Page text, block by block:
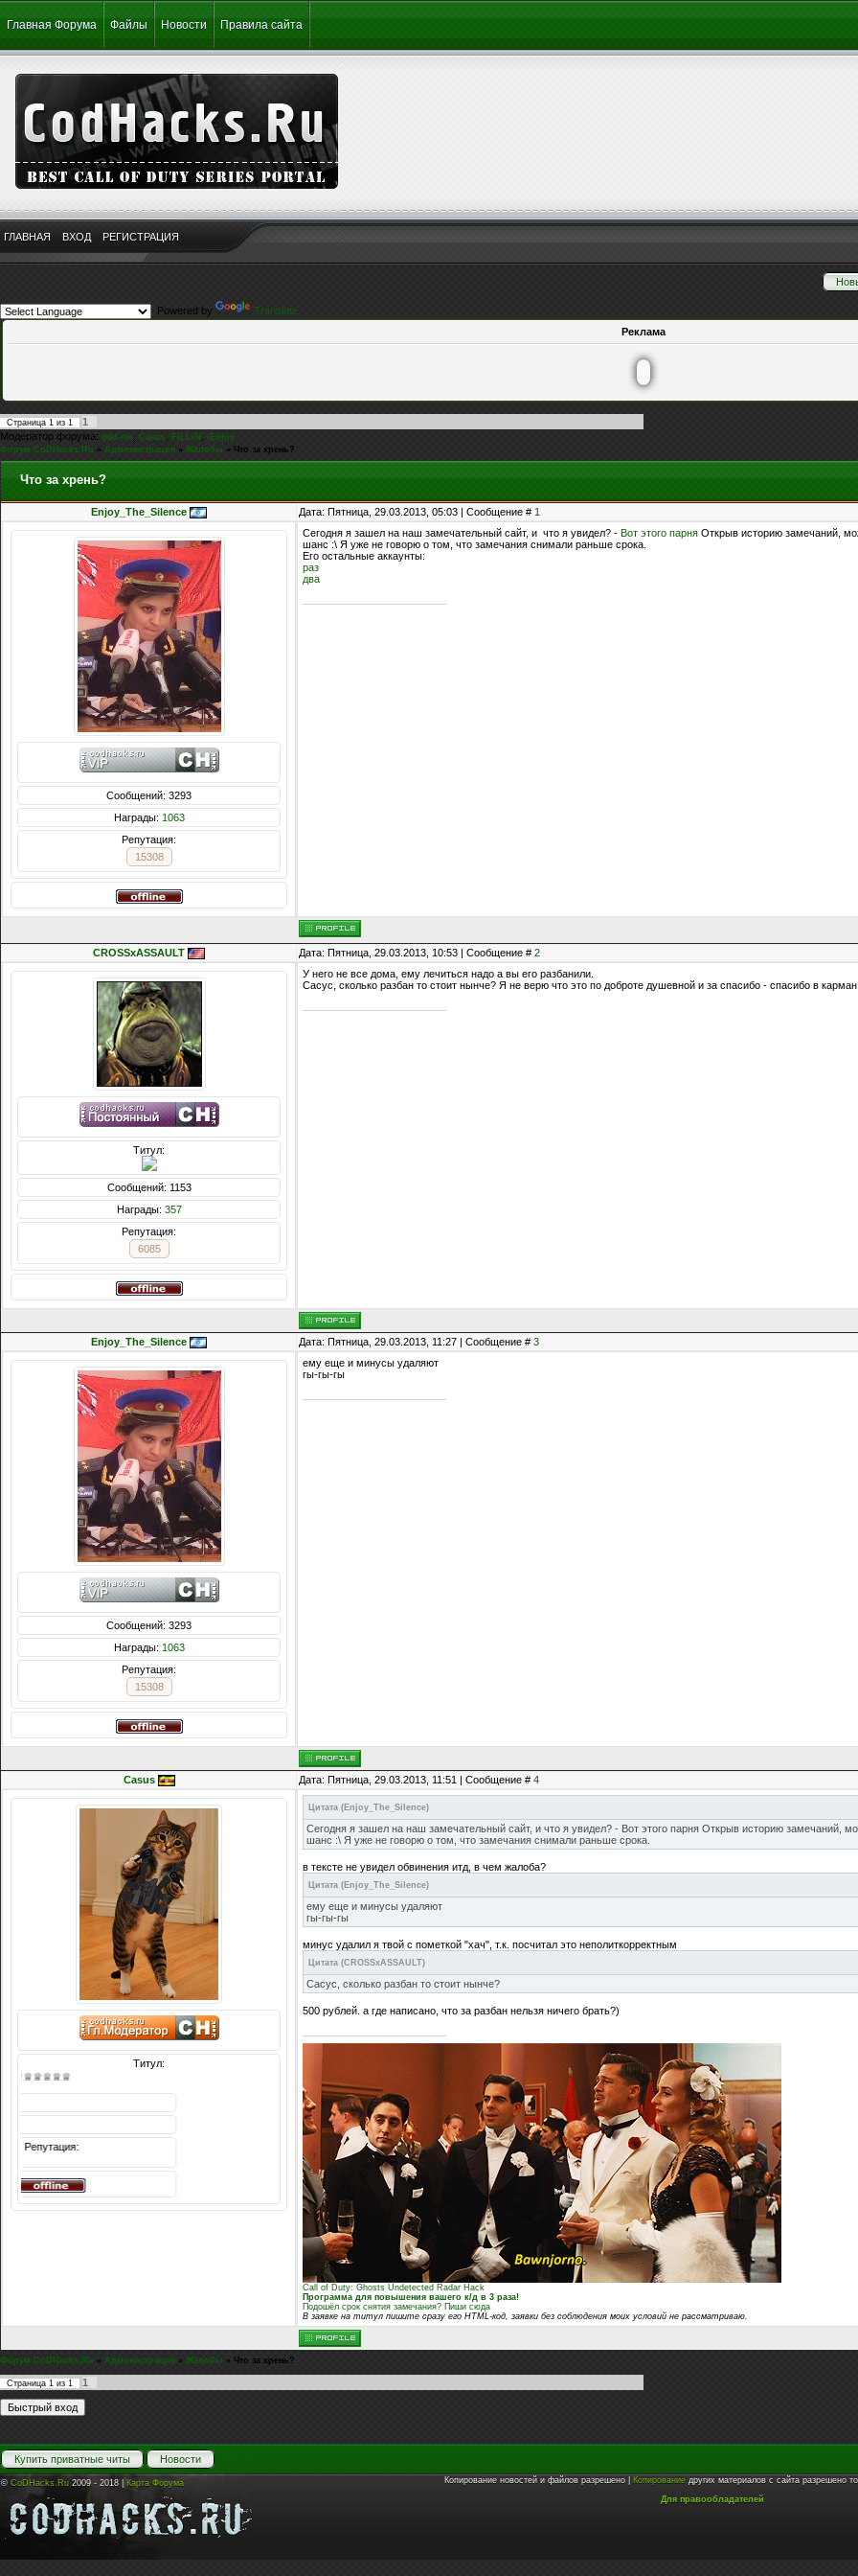
Главная Форума Файлы Новости Правила сайта
ГЛАВНАЯ ВХОД РЕГИСТРАЦИЯ
Powered by
Translate
Реклама
Страница 1 из 1
1
Модератор форума:g0d-me,Casus, FiLLiN,iEnjoy
Форум CoDHacks.Ru » Администрация » Жалобы » Что за хрень?
Что за хрень?
Enjoy_The_Silence Дата: Пятница, 29.03.2013, 05:03 | Сообщение # 1
Сообщений: 3293
Награды: 1063
Репутация:
15308
Сегодня я зашел на наш замечательный сайт, и что я увидел? - Вот этого парня Открыв историю замечаний,
шанс :\ Я уже не говорю о том, что замечания снимали раньше срока.
Его остальные аккаунты:
раз
два
CROSSxASSAULT Дата: Пятница, 29.03.2013, 10:53 | Сообщение # 2
Титул:
Сообщений: 1153
Награды: 357
Репутация:
6085
У него не все дома, ему лечиться надо а вы его разбанили.
Сасус, сколько разбан то стоит нынче? Я не верю что это по доброте душевной и за спасибо - спасибо в
Enjoy_The_Silence Дата: Пятница, 29.03.2013, 11:27 | Сообщение # 3
Сообщений: 3293
Награды: 1063
Репутация:
15308
ему еще и минусы удаляют
гы-гы-гы
Casus Дата: Пятница, 29.03.2013, 11:51 | Сообщение # 4
Титул:
♕♕♕♕♕♕꧁꧂♕♕♕♕♕♕
Репутация:
Цитата ( Enjoy_The_Silence)
Сегодня я зашел на наш замечательный сайт, и что я увидел? - Вот этого парня Открыв историю замечаний,
шанс :\ Я уже не говорю о том, что замечания снимали раньше срока.
в тексте не увидел обвинения итд, в чем жалоба?
Цитата ( Enjoy_The_Silence)
ему еще и минусы удаляют
гы-гы-гы
минус удалил я твой с пометкой "хач", т.к. посчитал это неполиткорректным
Цитата (CROSSxASSAULT)
Сасус, сколько разбан то стоит нынче?
500 рублей. а где написано, что за разбан нельзя ничего брать?)
Call of Duty: Ghosts Undetected Radar Hack
Программа для повышения вашего к/д в 3 раза!
Подошёл срок снятия замечания? Пиши сюда
В заявке на титул пишите сразу его HTML-код, заявки без соблюдения моих условий не рассматриваю.
Форум CoDHacks.Ru » Администрация » Жалобы » Что за хрень?
Страница 1 из 1
1
Купить приватные читы Новости
© CoDHacks.Ru 2009 - 2018 | Карта Форума Копирование новостей и файлов разрешено | Копирование других материалов с сайта разрешено
Для правообладателей